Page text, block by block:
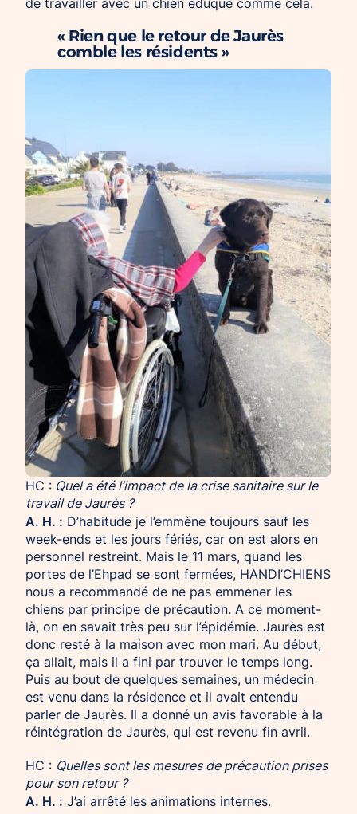
« Rien que le retour de Jaurès
comble les résidents »
HC : Quel a été l’impact de la crise sanitaire sur le
travail de Jaurès ?
A. H. : D’habitude je l’emmène toujours sauf les
week-ends et les jours fériés, car on est alors en
personnel restreint. Mais le 11 mars, quand les
portes de l’Ehpad se sont fermées, HANDI’CHIENS
nous a recommandé de ne pas emmener les
chiens par principe de précaution. A ce moment-
là, on en savait très peu sur l’épidémie. Jaurès est
donc resté à la maison avec mon mari. Au début,
ça allait, mais il a fini par trouver le temps long.
Puis au bout de quelques semaines, un médecin
est venu dans la résidence et il avait entendu
parler de Jaurès. Il a donné un avis favorable à la
réintégration de Jaurès, qui est revenu fin avril.
HC : Quelles sont les mesures de précaution prises
pour son retour ?
A. H. : J’ai arrêté les animations internes.